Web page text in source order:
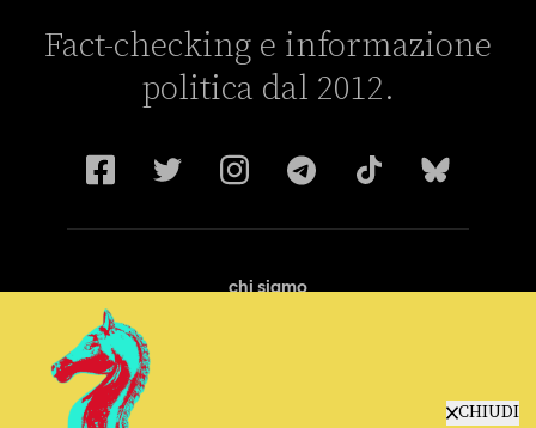
CHIUDI
Fact-checking e informazione
politica dal 2012.
chi siamo